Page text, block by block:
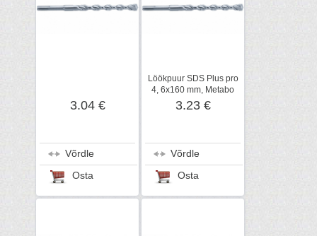
3.04 €
Võrdle
Osta
Löökpuur SDS Plus pro
4, 6x160 mm, Metabo
3.23 €
Võrdle
Osta